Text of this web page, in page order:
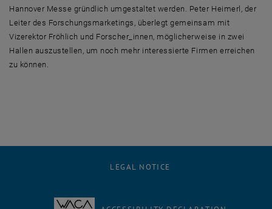
Hannover Messe gründlich umgestaltet werden. Peter Heimerl, der
Leiter des Forschungsmarketings, überlegt gemeinsam mit
Vizerektor Fröhlich und Forscher_innen, möglicherweise in zwei
Hallen auszustellen, um noch mehr interessierte Firmen erreichen
zu können.
LEGAL NOTICE